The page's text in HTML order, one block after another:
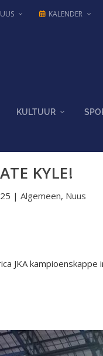
KALENDER
KULTUUR
KYLE!
| Algemeen, Nuus
JKA kampioenskappe